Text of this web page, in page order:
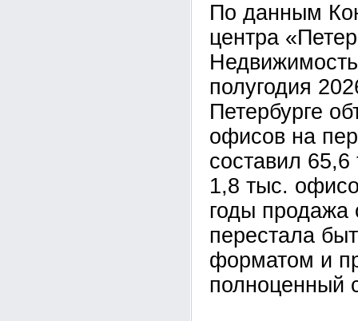
По данным
центра
полугодия
Петербурге
офисов на
составил
1,8 тыс.
годы продажа
перестала
форматом и
полноценный